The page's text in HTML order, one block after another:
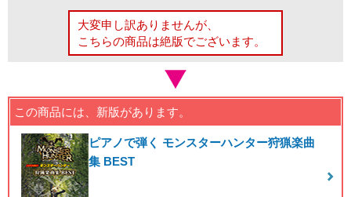
大変申し訳ありませんが、
こちらの商品は絶版でございます。
この商品には、新版があります。
ピアノで弾く モンスターハンター狩猟楽曲
集 BEST